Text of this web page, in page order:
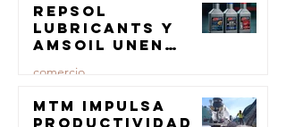
23 jul
Repsol
Lubricants y
AMSOIL unen
lubricación
comercio
23 jul
MTM impulsa
productividad